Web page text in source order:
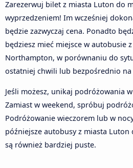
Zarezerwuj bilet z miasta Luton do
wyprzedzeniem! Im wcześniej
będzie zazwyczaj cena. Ponadto
będziesz mieć miejsce w autobusie
Northampton, w porównaniu do
ostatniej chwili lub bezpośrednio na
Jeśli możesz, unikaj podróżowania
Zamiast w weekend, spróbuj
Podróżowanie wieczorem lub w
późniejsze autobusy z miasta
są również bardziej puste.